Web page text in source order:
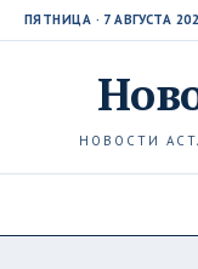
ПЯТНИЦА · 7 АВГУСТА
НОВОСТИ